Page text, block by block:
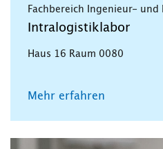
Fachbereich Ingenieur- und
Intralogistiklabor
Haus 16 Raum 0080
Mehr erfahren